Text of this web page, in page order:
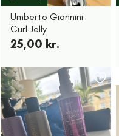
Umberto Giannini
Curl Jelly
25,00 kr.